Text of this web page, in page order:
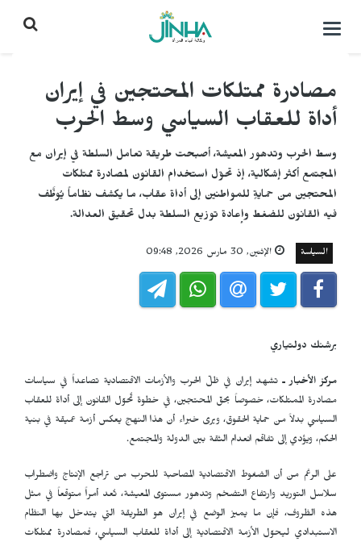
التحكم
مصادرة ممتلكات المحتجين في إيران
أداة للعقاب السياسي وسط الحرب
وسط الحرب وتدهور المعيشة، أصبحت طريقة تعامل السلطة في إيران مع
المجتمع أكثر إشكالية، إذ تحوّل استخدام القانون لمصادرة ممتلكات
المحتجين من حمايةٍ للمواطنين إلى أداة عقاب، ما يكشف نظاماً يُوظَّف
فيه القانون للضغط وإعادة توزيع السلطة بدل تحقيق العدالة.
السياسة الإثنين, 30 مارس 2026, 09:48
برشنك دولتياري
مركز الأخبار ـ تشهد إيران في ظلّ الحرب والأزمات الاقتصادية تصاعداً في سياسات
مصادرة الممتلكات، خصوصاً بحقّ المحتجين، في خطوة تُحوّل القانون إلى أداة للعقاب
السياسي بدلاً من حماية الحقوق، ويرى خبراء أن هذا النهج يعكس أزمة عميقة في بنية
الحكم، ويؤدي إلى تفاقم انعدام الثقة بين الدولة والمجتمع.
على الرغم من أن الضغوط الاقتصادية المصاحبة للحرب من تراجع الإنتاج واضطراب
سلاسل التوريد وارتفاع التضخم وتدهور مستوى المعيشة، تُعد أمراً متوقعاً في مثل
هذه الظروف، فإن ما يميز الوضع في إيران هو الطريقة التي يتدخل بها النظام
الاستبدادي ليحوّل الأزمة الاقتصادية إلى أداة للعقاب السياسي، فمصادرة ممتلكات